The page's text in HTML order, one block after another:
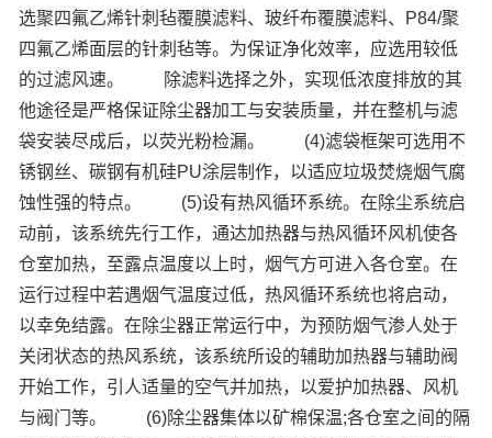
选聚四氟乙烯针刺毡覆膜滤料、玻纤布覆膜滤料、P84/聚
四氟乙烯面层的针刺毡等。为保证净化效率，应选用较低
的过滤风速。
除滤料选择之外，实现低浓度排放的其
他途径是严格保证除尘器加工与安装质量，并在整机与滤
袋安装尽成后，以荧光粉检漏。
(4)滤袋框架可选用不
锈钢丝、碳钢有机硅PU涂层制作，以适应垃圾焚烧烟气腐
蚀性强的特点。
(5)设有热风循环系统。在除尘系统启
动前，该系统先行工作，通达加热器与热风循环风机使各
仓室加热，至露点温度以上时，烟气方可进入各仓室。在
运行过程中若遇烟气温度过低，热风循环系统也将启动，
以幸免结露。在除尘器正常运行中，为预防烟气渗人处于
关闭状态的热风系统，该系统所设的辅助加热器与辅助阀
开始工作，引人适量的空气并加热，以爱护加热器、风机
与阀门等。
(6)除尘器集体以矿棉保温;各仓室之间的隔